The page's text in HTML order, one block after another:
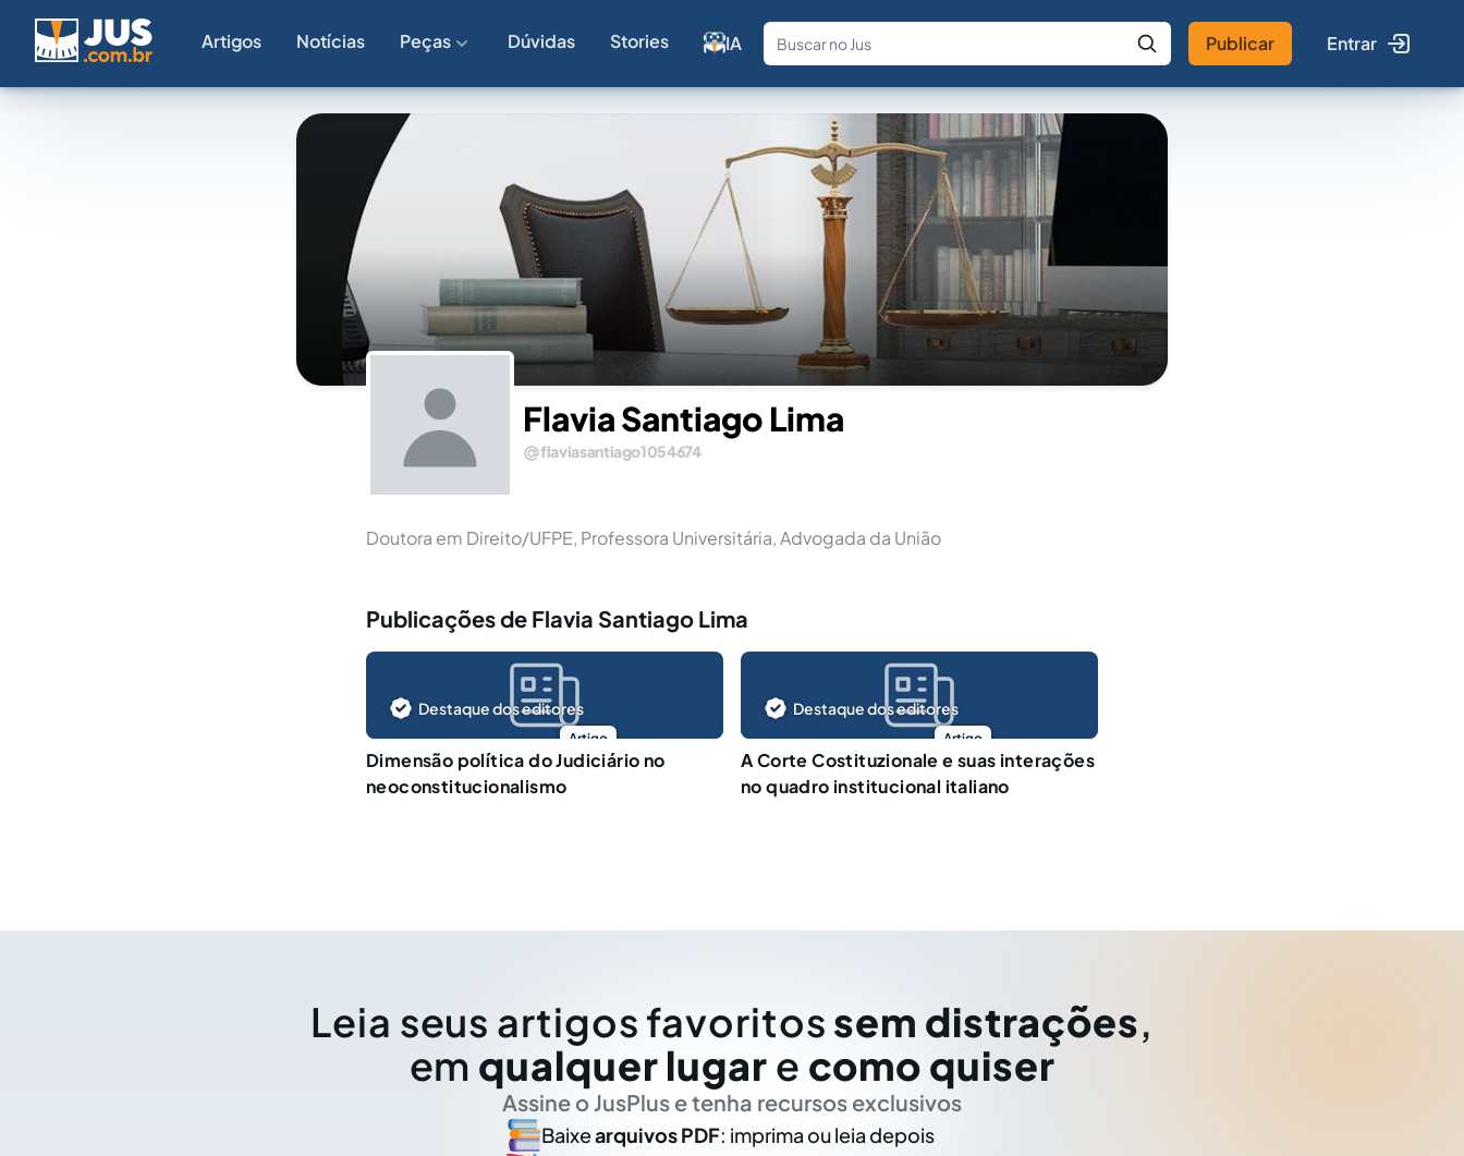
Artigos Notícias Peças Dúvidas Stories IA
Fale com a IA Buscar no Jus
Publicar Entrar
Flavia Santiago Lima
flaviasantiago1054674
Doutora em Direito/UFPE, Professora Universitária, Advogada da União
Publicações de Flavia Santiago Lima
Artigo
Destaque dos editores
Dimensão política do Judiciário no
neoconstitucionalismo
Artigo
Destaque dos editores
A Corte Costituzionale e suas interações
no quadro institucional italiano
Leia seus artigos favoritos sem distrações,
em qualquer lugar e como quiser
Assine o JusPlus e tenha recursos exclusivos
Baixearquivos PDF: imprima ou leia depois